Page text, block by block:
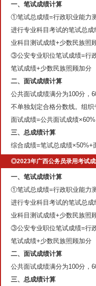
一、笔试成绩计算
①笔试总成绩=行政职业能力
进行专业科目考试的笔试总
业科目测试成绩+少数民族照
③公安专业职位笔试成绩=行
笔试成绩+少数民族照顾加分
二、面试成绩计算
公共面试成绩满分为100分，
不单独划定合格分数线。组
面试成绩=公共面试成绩
三、总成绩计算
综合成绩=笔试总成绩×50%+
◎2023年广西公务员录用考试
一、笔试成绩计算
①笔试总成绩=行政职业能力
进行专业科目考试的笔试总
业科目测试成绩+少数民族照
③公安专业职位笔试成绩=行
笔试成绩+少数民族照顾加分
二、面试成绩计算
公共面试成绩满分为100分，
三、总成绩计算